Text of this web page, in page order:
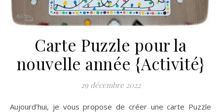
Carte Puzzle pour la
nouvelle année {Activité}
29 décembre 2022
Aujourd’hui, je vous propose de créer une carte Puzzle